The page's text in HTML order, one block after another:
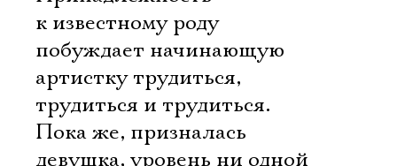
к известному роду
побуждает начинающую
артистку трудиться,
трудиться и трудиться.
Пока же, призналась
девушка, уровень ни одной